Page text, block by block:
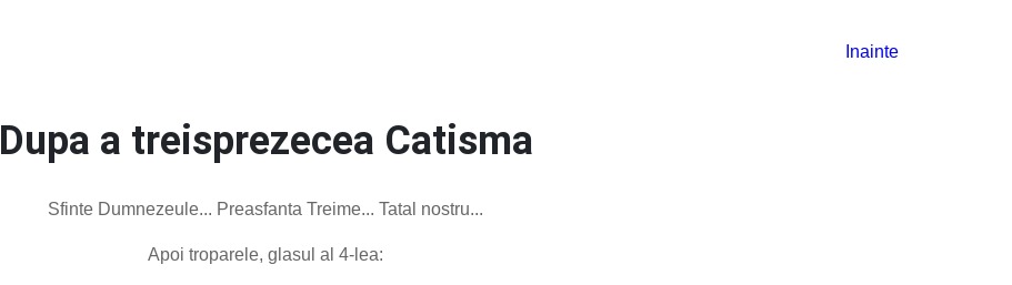
Inainte
Dupa a treisprezecea Catisma
Sfinte Dumnezeule... Preasfanta Treime... Tatal nostru...
Apoi troparele, glasul al 4-lea: